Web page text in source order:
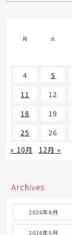
月 火
4
5
11
12
18
19
25
26
« 10月
12月 »
Archives
2026年8月
2026年5月